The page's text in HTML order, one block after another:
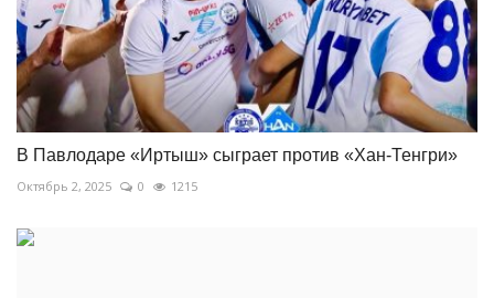
В Павлодаре «Иртыш» сыграет против «Хан-Тенгри»
Октябрь 2, 2025 0 1215